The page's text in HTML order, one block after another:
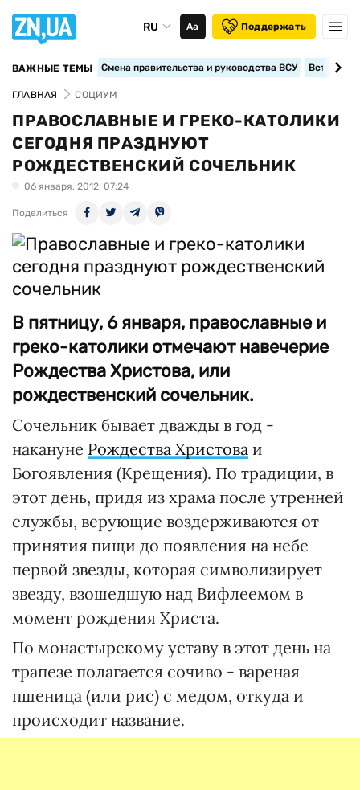
RU Аа Поддержать
ВАЖНЫЕ ТЕМЫ Смена правительства и руководства ВСУ
ГЛАВНАЯ СОЦИУМ
ПРАВОСЛАВНЫЕ И ГРЕКО-КАТОЛИКИ
СЕГОДНЯ ПРАЗДНУЮТ
РОЖДЕСТВЕНСКИЙ СОЧЕЛЬНИК
06 января, 2012, 07:24
Поделиться
В пятницу, 6 января, православные и
греко-католики отмечают навечерие
Рождества Христова, или
рождественский сочельник.
Сочельник бывает дважды в год -
накануне Рождества Христова и
Богоявления (Крещения). По традиции, в
этот день, придя из храма после утренней
службы, верующие воздерживаются от
принятия пищи до появления на небе
первой звезды, которая символизирует
звезду, взошедшую над Вифлеемом в
момент рождения Христа.
По монастырскому уставу в этот день на
трапезе полагается сочиво - вареная
пшеница (или рис) с медом, откуда и
происходит название.